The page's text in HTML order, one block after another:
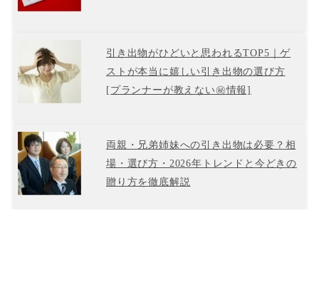
引き出物がひどいと思われるTOP5｜ゲ
ストが本当に嬉しい引き出物の選び方
[プランナーが教えない㊙情報]
両親・兄弟姉妹への引き出物は必要？相
場・選び方・2026年トレンドと今どきの
贈り方を徹底解説